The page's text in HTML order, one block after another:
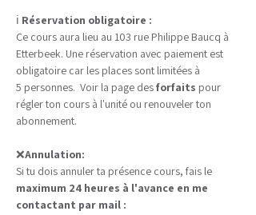
ℹ️ Réservation obligatoire :
Ce cours aura lieu au 103 rue Philippe Baucq à
Etterbeek. Une réservation avec paiement est
obligatoire car les places sont limitées à
5 personnes.  Voir la page des forfaits pour
régler ton cours à l'unité ou renouveler ton
abonnement.
❌Annulation:
Si tu dois annuler ta présence cours, fais le
maximum 24 heures à l'avance en me
contactant par mail :